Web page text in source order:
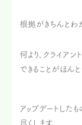
根拠がきちんとわ
何より、クライア
できることがほんと
アップデートした
尽くします。